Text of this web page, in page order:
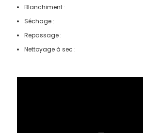
Blanchiment :
Séchage :
Repassage :
Nettoyage à sec :